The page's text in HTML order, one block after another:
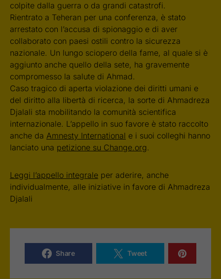
colpite dalla guerra o da grandi catastrofi.
Rientrato a Teheran per una conferenza, è stato
arrestato con l’accusa di spionaggio e di aver
collaborato con paesi ostili contro la sicurezza
nazionale. Un lungo sciopero della fame, al quale si è
aggiunto anche quello della sete, ha gravemente
compromesso la salute di Ahmad.
Caso tragico di aperta violazione dei diritti umani e
del diritto alla libertà di ricerca, la sorte di Ahmadreza
Djalali sta mobilitando la comunità scientifica
internazionale. L’appello in suo favore è stato raccolto
anche da Amnesty International e i suoi colleghi hanno
lanciato una petizione su Change.org.
Leggi l’appello integrale per aderire, anche
individualmente, alle iniziative in favore di Ahmadreza
Djalali
Share Tweet